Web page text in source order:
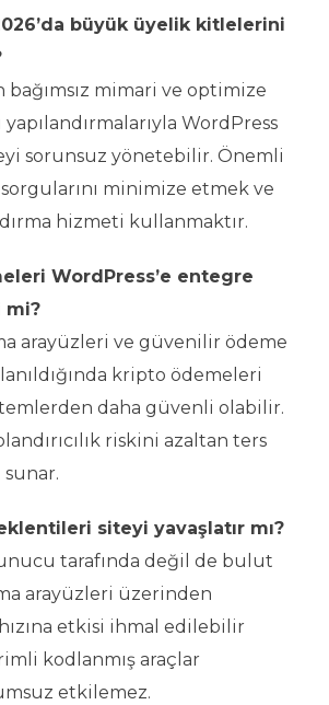
büyük üyelik kitlelerini
bağımsız mimari ve optimize
WordPress
sorunsuz yönetebilir. Önemli
minimize etmek ve
hizmeti kullanmaktır.
WordPress’e entegre
mi?
arayüzleri ve güvenilir ödeme
kripto ödemeleri
daha güvenli olabilir.
riskini azaltan ters
sunar.
siteyi yavaşlatır mı?
tarafında değil de bulut
arayüzleri üzerinden
hızına etkisi ihmal edilebilir
kodlanmış araçlar
etkilemez.